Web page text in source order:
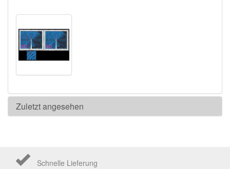
Zuletzt angesehen
Schnelle Lieferung